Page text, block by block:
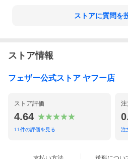
ストアに質問を
ストア情報
フェザー公式ストア ヤフー店
ストア評価
4.64
11件の評価を見る 注